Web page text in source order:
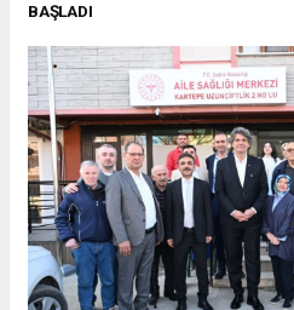
BAŞLADI